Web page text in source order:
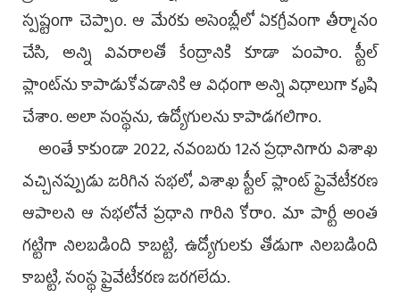
స్పష్టంగా చెప్పాం. ఆ మేరకు అసెంబ్లీలో ఏకగ్రీవంగా తీర్మానం
చేసి, అన్ని వివరాలతో కేంద్రానికి కూడా పంపాం. స్టీల్‌
ప్లాంట్‌ను కాపాడుకోవడానికి ఆ విధంగా అన్ని విధాలుగా కృషి
చేశాం. అలా సంస్థను, ఉద్యోగులను కాపాడగలిగాం.
అంతే కాకుండా 2022, నవంబరు 12న ప్రధానిగారు విశాఖ
వచ్చినప్పుడు జరిగిన సభలో, విశాఖ స్టీల్‌ ప్లాంట్‌ ప్రైవేటీకరణ
ఆపాలని ఆ సభలోనే ప్రధాని గారిని కోరాం. మా పార్టీ అంత
గట్టిగా నిలబడింది కాబట్టి, ఉద్యోగులకు తోడుగా నిలబడింది
కాబట్టి, సంస్థ ప్రైవేటీకరణ జరగలేదు.